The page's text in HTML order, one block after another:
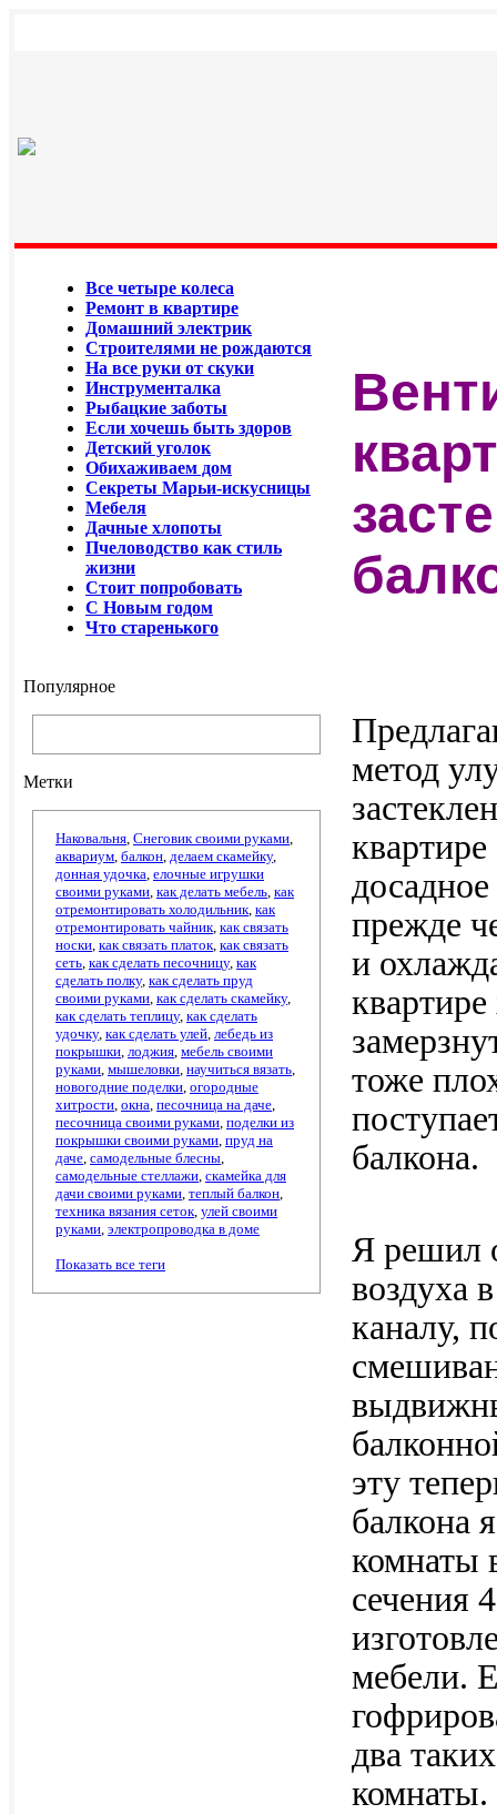
Все четыре колеса
Ремонт в квартире
Домашний электрик
Строителями не рождаются
На все руки от скуки
Инструменталка
Рыбацкие заботы
Если хочешь быть здоров
Детский уголок
Обихаживаем дом
Секреты Марьи-искусницы
Мебеля
Дачные хлопоты
Пчеловодство как стиль
жизни
Стоит попробовать
С Новым годом
Что старенького
Популярное
Метки
Наковальня, Снеговик своими руками,
аквариум, балкон, делаем скамейку,
донная удочка, елочные игрушки
своими руками, как делать мебель, как
отремонтировать холодильник, как
отремонтировать чайник, как связать
носки, как связать платок, как связать
сеть, как сделать песочницу, как
сделать полку, как сделать пруд
своими руками, как сделать скамейку,
как сделать теплицу, как сделать
удочку, как сделать улей, лебедь из
покрышки, лоджия, мебель своими
руками, мышеловки, научиться вязать,
новогодние поделки, огородные
хитрости, окна, песочница на даче,
песочница своими руками, поделки из
покрышки своими руками, пруд на
даче, самодельные блесны,
самодельные стеллажи, скамейка для
дачи своими руками, теплый балкон,
техника вязания сеток, улей своими
руками, электропроводка в доме
Показать все теги
метод
прежде
и
тоже
балкона.
Я решил
воздуха
каналу,
эту
балкона
комнаты
сечения
мебели.
два
комнаты.